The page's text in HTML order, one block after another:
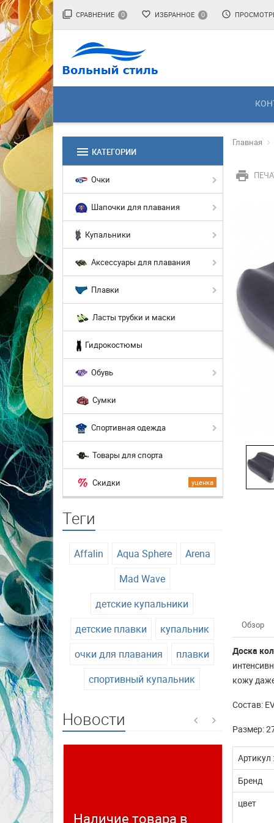
filter_none СРАВНЕНИЕ 0 favorite_border ИЗБРАННОЕ 0 access_time
menu КАТЕГОРИИ
Очки
Шапочки для плавания
Купальники
Аксессуары для плавания
Плавки
Ласты трубки и маски
Гидрокостюмы
Обувь
Сумки
Спортивная одежда
Товары для спорта
уценка
Скидки
Теги
Affalin Aqua Sphere
Arena
Mad Wave
детские купальники
детские плавки
купальник
очки для плавания
плавки
спортивный купальник
Новости
Наличие товара в
Главная
print
Обзор
Доска
кожу
Состав:
Размер:
Артикул :
Бренд
цвет